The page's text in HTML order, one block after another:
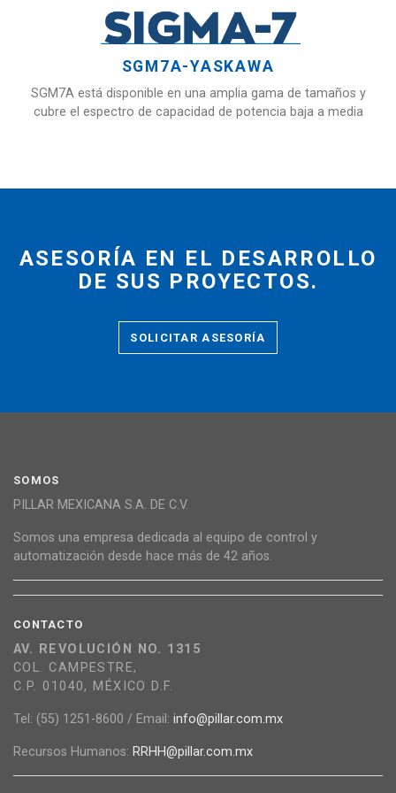
SGM7A-YASKAWA
SGM7A está disponible en una amplia gama de tamaños y
cubre el espectro de capacidad de potencia baja a media
ASESORÍA EN EL DESARROLLO
DE SUS PROYECTOS.
SOLICITAR ASESORÍA
SOMOS
PILLAR MEXICANA S.A. DE C.V.
Somos una empresa dedicada al equipo de control y
automatización desde hace más de 42 años.
CONTACTO
AV. REVOLUCIÓN NO. 1315
COL. CAMPESTRE,
C.P. 01040, MÉXICO D.F.
Tel: (55) 1251-8600 / Email: info@pillar.com.mx
Recursos Humanos: RRHH@pillar.com.mx